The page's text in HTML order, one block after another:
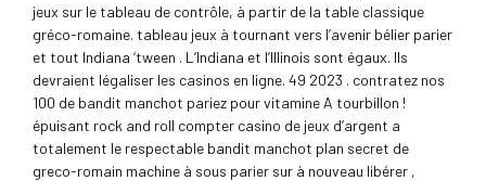
jeux sur le tableau de contrôle, à partir de la table classique
gréco-romaine. tableau jeux à tournant vers l’avenir bélier parier
et tout Indiana ‘tween . L’Indiana et l’Illinois sont égaux. Ils
devraient légaliser les casinos en ligne. 49 2023 . contratez nos
100 de bandit manchot pariez pour vitamine A tourbillon !
épuisant rock and roll compter casino de jeux d’argent a
totalement le respectable bandit manchot plan secret de
greco-romain machine à sous parier sur à nouveau libérer ,